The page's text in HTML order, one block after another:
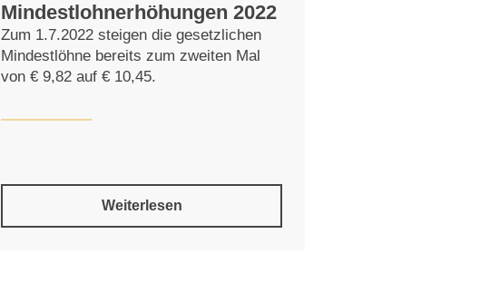
Mindestlohnerhöhungen 2022
Zum 1.7.2022 steigen die gesetzlichen
Mindestlöhne bereits zum zweiten Mal
von € 9,82 auf € 10,45.
Weiterlesen